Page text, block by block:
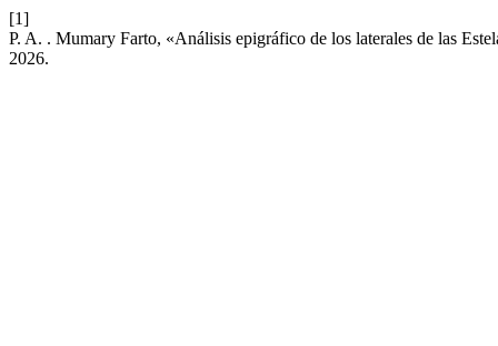
[1]
P. A. . Mumary Farto, «Análisis epigráfico de los laterales de las
2026.